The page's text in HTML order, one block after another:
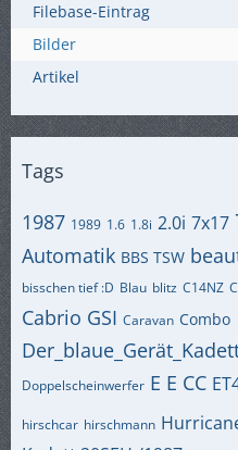
Filebase-Eintrag
Bilder
Artikel
Tags
1987 1989 1.6 1.8i 2.0i 7x17
Automatik BBS TSW
bisschen tief :D Blau blitz C14NZ
Cabrio GSI Caravan Combo
Doppelscheinwerfer E E CC
hirschcar hirschmann